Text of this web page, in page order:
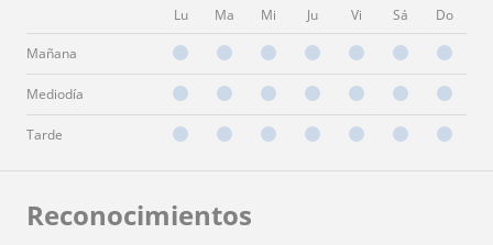
Lu Ma Mi Ju Vi Sá Do
Mañana
Mediodía
Tarde
Reconocimientos